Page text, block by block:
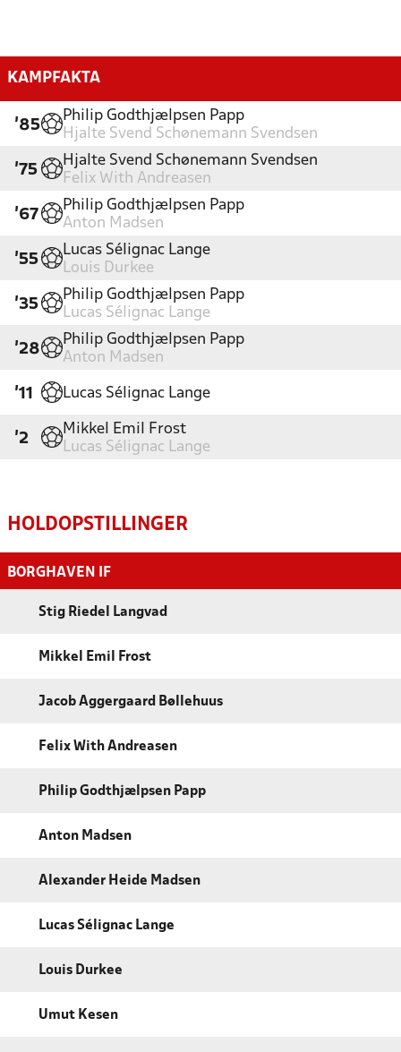
KAMPFAKTA
'85
Philip Godthjælpsen Papp
Hjalte Svend Schønemann Svendsen
'75
Hjalte Svend Schønemann Svendsen
Felix With Andreasen
'67
Philip Godthjælpsen Papp
Anton Madsen
'55
Lucas Sélignac Lange
Louis Durkee
'35
Philip Godthjælpsen Papp
Lucas Sélignac Lange
'28
Philip Godthjælpsen Papp
Anton Madsen
'11 Lucas Sélignac Lange
'2
Mikkel Emil Frost
Lucas Sélignac Lange
HOLDOPSTILLINGER
BORGHAVEN IF
Stig Riedel Langvad
Mikkel Emil Frost
Jacob Aggergaard Bøllehuus
Felix With Andreasen
Philip Godthjælpsen Papp
Anton Madsen
Alexander Heide Madsen
Lucas Sélignac Lange
Louis Durkee
Umut Kesen